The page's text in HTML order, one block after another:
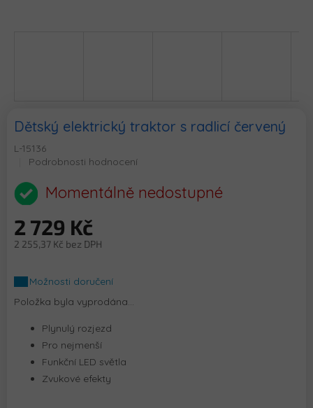
Dětský elektrický traktor s radlicí červený
L-15136
Průměrné
produktu
je
5
Podrobnosti hodnocení
Momentálně nedostupné
2 729 Kč
2 255,37 Kč bez DPH
cena:Možnosti doručení
Položka byla vyprodána…
Plynulý rozjezd
Pro nejmenší
Funkční LED světla
Zvukové efekty